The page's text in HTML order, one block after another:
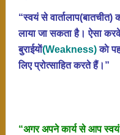
“स्वयं से
लाया जा सकता है। ऐसा
बुराईयाें(Weakness)काे
लिए प्रोत्साहित करते हैं।”
“अगर अपने कार्य से आप